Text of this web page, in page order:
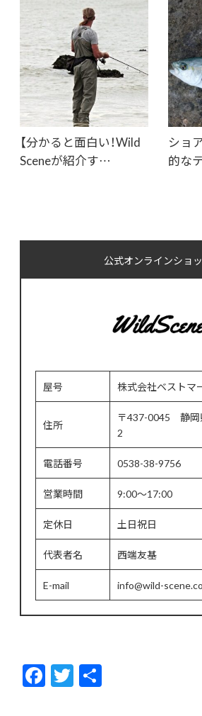
【分かると面白い！Wild
Sceneが紹介す…
ショ
的な
公式オンラインショ
屋号 株式会社ベストマ
住所
〒437-0045 静岡
2
電話番号 0538-38-9756
営業時間 9:00～17:00
定休日 土日祝日
代表者名 西端友基
E-mail info@wild-
F
ac
T
w